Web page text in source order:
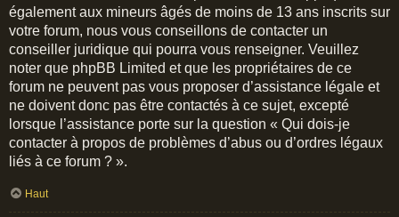
également aux mineurs âgés de moins de 13 ans inscrits sur
votre forum, nous vous conseillons de contacter un
conseiller juridique qui pourra vous renseigner. Veuillez
noter que phpBB Limited et que les propriétaires de ce
forum ne peuvent pas vous proposer d’assistance légale et
ne doivent donc pas être contactés à ce sujet, excepté
lorsque l’assistance porte sur la question « Qui dois-je
contacter à propos de problèmes d’abus ou d’ordres légaux
liés à ce forum ? ».
Haut